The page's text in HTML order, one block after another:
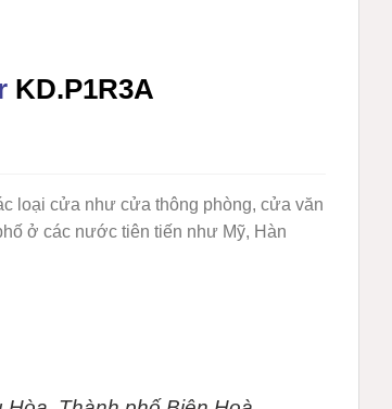
KD.P1R3A
loại cửa như cửa thông phòng, cửa văn
ở các nước tiên tiến như Mỹ, Hàn